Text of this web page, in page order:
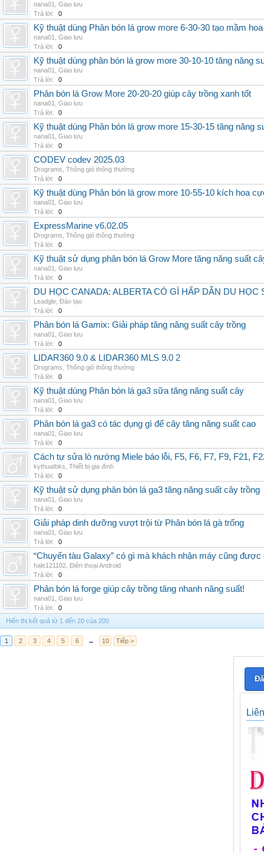
nana01
Giao lưu
Trả lời:
0
Kỹ thuật dùng Phân bón lá grow more 6-30-30 tạo mầm hoa
nana01
Giao lưu
Trả lời:
0
Kỹ thuật dùng phân bón lá grow more 30-10-10 tăng năng
nana01
Giao lưu
Trả lời:
0
Phân bón lá Grow More 20-20-20 giúp cây trồng xanh tốt
nana01
Giao lưu
Trả lời:
0
Kỹ thuật dùng Phân bón lá grow more 15-30-15 tăng năng
nana01
Giao lưu
Trả lời:
0
CODEV codev 2025.03
Drograms Thông gió thông thường
Trả lời:
0
Kỹ thuật dùng Phân bón lá grow more 10-55-10 kích hoa
nana01
Giao lưu
Trả lời:
0
ExpressMarine v6.02.05
Drograms Thông gió thông thường
Trả lời:
0
Kỹ thuật sử dụng phân bón lá Grow More tăng năng suất
nana01
Giao lưu
Trả lời:
0
DU HỌC CANADA: ALBERTA CÓ GÌ HẤP DẪN DU HỌC
Leadgle Đào tạo
Trả lời:
0
Phân bón lá Gamix: Giải pháp tăng năng suất cây trồng
nana01
Giao lưu
Trả lời:
0
LIDAR360 9.0 & LIDAR360 MLS 9.0 2
Drograms Thông gió thông thường
Trả lời:
0
Kỹ thuật dùng Phân bón lá ga3 sữa tăng năng suất cây
nana01
Giao lưu
Trả lời:
0
Phân bón lá ga3 có tác dụng gì để cây tăng năng suất cao
nana01
Giao lưu
Trả lời:
0
Cách tự sửa lò nướng Miele báo lỗi, F5, F6, F7, F9, F21,
kythuatbks Thiết bị gia đình
Trả lời:
0
Kỹ thuật sử dụng phân bón lá ga3 tăng năng suất cây trồng
nana01
Giao lưu
Trả lời:
0
Giải pháp dinh dưỡng vượt trội từ Phân bón lá gà trống
nana01
Giao lưu
Trả lời:
0
“Chuyến tàu Galaxy” có gì mà khách nhận máy cũng được
hale121102 Điện thoại Android
Trả lời:
0
Phân bón lá forge giúp cây trồng tăng nhanh năng suất!
nana01
Giao lưu
Trả lời:
0
Hiển thị kết quả từ 1 đến 20 của 200
1 2 3 4 5 6 → 10 Tiếp >